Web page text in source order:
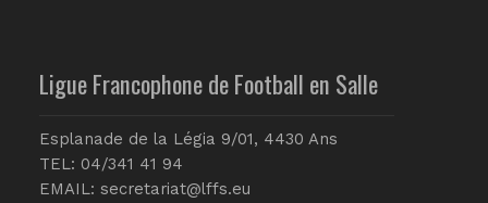
Ligue Francophone de Football en Salle
Esplanade de la Légia 9/01, 4430 Ans
TEL: 04/341 41 94
EMAIL: secretariat@lffs.eu